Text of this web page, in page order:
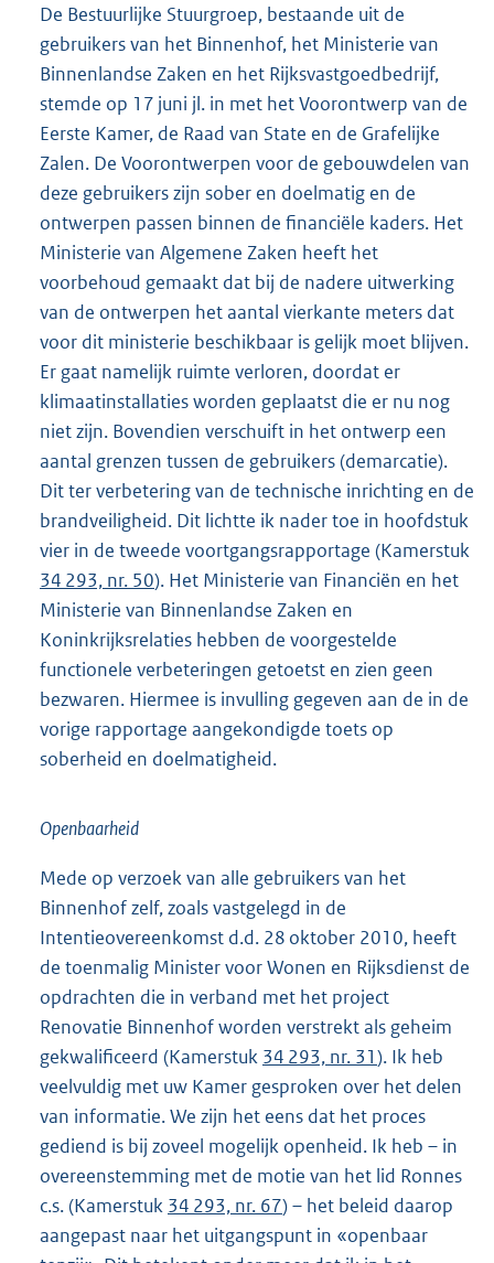
De Bestuurlijke Stuurgroep, bestaande uit de
gebruikers van het Binnenhof, het Ministerie van
Binnenlandse Zaken en het Rijksvastgoedbedrijf,
stemde op 17 juni jl. in met het Voorontwerp van de
Eerste Kamer, de Raad van State en de Grafelijke
Zalen. De Voorontwerpen voor de gebouwdelen van
deze gebruikers zijn sober en doelmatig en de
ontwerpen passen binnen de financiële kaders. Het
Ministerie van Algemene Zaken heeft het
voorbehoud gemaakt dat bij de nadere uitwerking
van de ontwerpen het aantal vierkante meters dat
voor dit ministerie beschikbaar is gelijk moet blijven.
Er gaat namelijk ruimte verloren, doordat er
klimaatinstallaties worden geplaatst die er nu nog
niet zijn. Bovendien verschuift in het ontwerp een
aantal grenzen tussen de gebruikers (demarcatie).
Dit ter verbetering van de technische inrichting en de
brandveiligheid. Dit lichtte ik nader toe in hoofdstuk
vier in de tweede voortgangsrapportage (Kamerstuk
34 293, nr. 50). Het Ministerie van Financiën en het
Ministerie van Binnenlandse Zaken en
Koninkrijksrelaties hebben de voorgestelde
functionele verbeteringen getoetst en zien geen
bezwaren. Hiermee is invulling gegeven aan de in de
vorige rapportage aangekondigde toets op
soberheid en doelmatigheid.
Openbaarheid
Mede op verzoek van alle gebruikers van het
Binnenhof zelf, zoals vastgelegd in de
Intentieovereenkomst d.d. 28 oktober 2010, heeft
de toenmalig Minister voor Wonen en Rijksdienst de
opdrachten die in verband met het project
Renovatie Binnenhof worden verstrekt als geheim
gekwalificeerd (Kamerstuk 34 293, nr. 31). Ik heb
veelvuldig met uw Kamer gesproken over het delen
van informatie. We zijn het eens dat het proces
gediend is bij zoveel mogelijk openheid. Ik heb – in
overeenstemming met de motie van het lid Ronnes
c.s. (Kamerstuk 34 293, nr. 67) – het beleid daarop
aangepast naar het uitgangspunt in «openbaar